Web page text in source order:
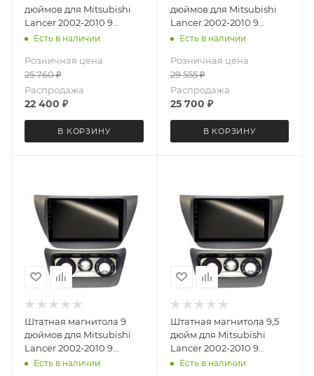
дюймов для Mitsubishi
Lancer 2002-2010 9
поколение с нижней
PRO 3347-6481
(крутилки) Android 13
4+64 Gb 8 ядер
Есть в наличии
Розничная цена
25 760₽
Распродажа
22 400 ₽
В КОРЗИНУ
дюймов для Mitsubishi
Lancer 2002-2010 9
поколение с нижней
6877 Android 13 4+64 Gb
Есть в наличии
Розничная цена
29 555₽
Распродажа
25 700 ₽
В КОРЗИНУ
Штатная магнитола 9
дюймов для Mitsubishi
Lancer 2002-2010 9
поколение с нижней
Есть в наличии
Штатная магнитола 9,5
дюйм для Mitsubishi
Lancer 2002-2010 9
поколение с нижней
Есть в наличии